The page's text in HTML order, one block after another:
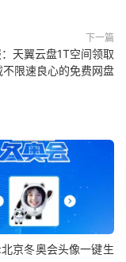
下一篇
天翼云盘1T空间领取
不限速良心的免费网盘
京冬奥会头像一键生